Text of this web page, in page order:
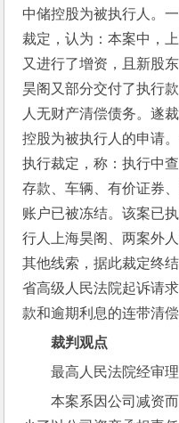
中储控股为被执行人。
裁定，认为：本案中，
又进行了增资，且新股
昊阁又部分交付了执行
人无财产清偿债务。遂
控股为被执行人的申请
执行裁定，称：执行中
存款、车辆、有价证券
账户已被冻结。该案已
行人上海昊阁、两案外
其他线索，据此裁定终
省高级人民法院起诉请
款和逾期利息的连带清偿
裁判观点
最高人民法院经审理
本案系因公司减资